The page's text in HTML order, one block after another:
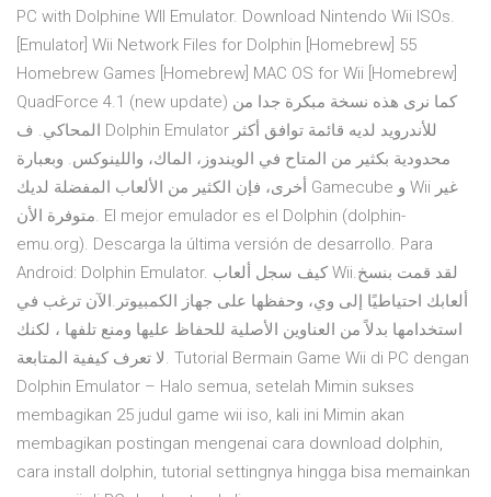
PC with Dolphine WII Emulator. Download Nintendo Wii ISOs.
[Emulator] Wii Network Files for Dolphin [Homebrew] 55
Homebrew Games [Homebrew] MAC OS for Wii [Homebrew]
QuadForce 4.1 (new update) كما نرى هذه نسخة مبكرة جدا من
المحاكي. ف Dolphin Emulator للأندرويد لديه قائمة توافق أكثر
محدودية بكثير من المتاح في الويندوز، الماك، واللينوكس. وبعبارة
أخرى، فإن الكثير من الألعاب المفضلة لديك Gamecube و Wii غير
متوفرة الأن. El mejor emulador es el Dolphin (dolphin-
emu.org). Descarga la última versión de desarrollo. Para
Android: Dolphin Emulator. كيف سجل ألعاب Wii.لقد قمت بنسخ
ألعابك احتياطيًا إلى وي، وحفظها على جهاز الكمبيوتر.الآن ترغب في
استخدامها بدلاً من العناوين الأصلية للحفاظ عليها ومنع تلفها ، لكنك
لا تعرف كيفية المتابعة. Tutorial Bermain Game Wii di PC dengan
Dolphin Emulator – Halo semua, setelah Mimin sukses
membagikan 25 judul game wii iso, kali ini Mimin akan
membagikan postingan mengenai cara download dolphin,
cara install dolphin, tutorial settingnya hingga bisa memainkan